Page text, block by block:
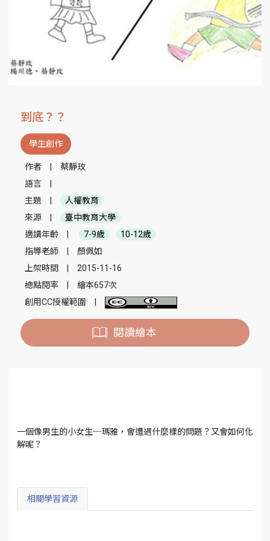
到底？？
學生創作
作者
蔡靜玫
語言
主題
人權教育
來源
臺中教育大學
適讀年齡
7-9歲
10-12歲
指導老師
顏佩如
上架時間
2015-11-16
總點閱率
繪本657次
創用CC授權範圍
閱讀繪本
一個像男生的小女生─瑪雅，會遭遇什麼樣的問題？又會如何化
解呢？
相關學習資源